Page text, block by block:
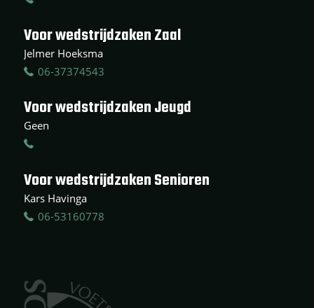
Voor wedstrijdzaken Zaal
Jelmer Hoeksma
06-37374543
Voor wedstrijdzaken Jeugd
Geen
Voor wedstrijdzaken Senioren
Kars Havinga
06-53160778